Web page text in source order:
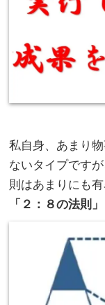
私自身、あまり
ないタイプです
則はあまりにも有
「２：８の法則」